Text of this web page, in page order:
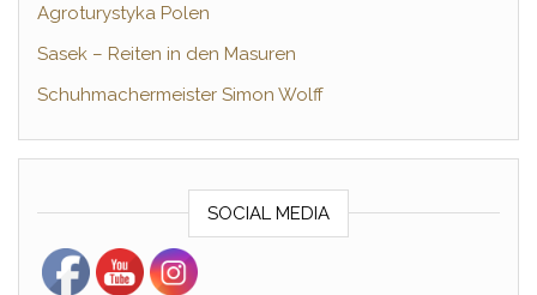
Agroturystyka Polen
Sasek – Reiten in den Masuren
Schuhmachermeister Simon Wolff
SOCIAL MEDIA